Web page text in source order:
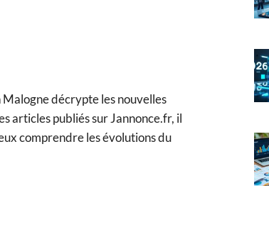
décrypte les nouvelles
articles publiés sur Jannonce.fr, il
comprendre les évolutions du